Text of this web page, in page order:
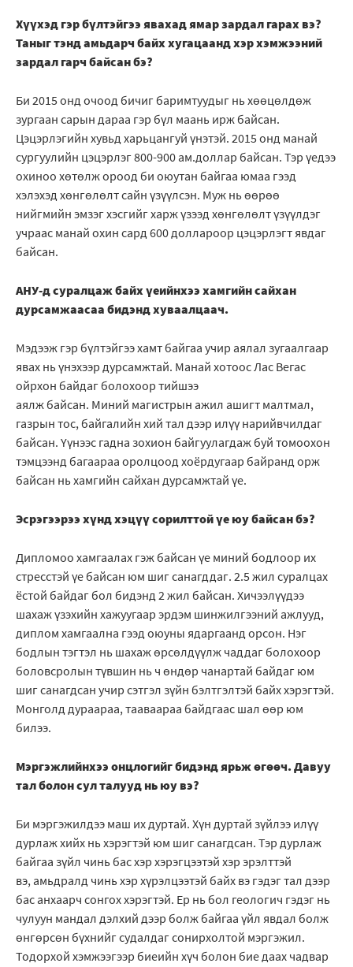
Хүүхэд гэр бүлтэйгээ явахад ямар зардал гарах вэ?
Таныг тэнд амьдарч байх хугацаанд хэр хэмжээний
зардал гарч байсан бэ?
Би 2015 онд очоод бичиг баримтуудыг нь хөөцөлдөж
зургаан сарын дараа гэр бүл маань ирж байсан.
Цэцэрлэгийн хувьд харьцангуй үнэтэй. 2015 онд манай
сургуулийн цэцэрлэг 800-900 ам.доллар байсан. Тэр үедээ
охиноо хөтөлж ороод би оюутан байгаа юмаа гээд
хэлэхэд хөнгөлөлт сайн үзүүлсэн. Муж нь өөрөө
нийгмийн эмзэг хэсгийг харж үзээд хөнгөлөлт үзүүлдэг
учраас манай охин сард 600 доллароор цэцэрлэгт явдаг
байсан.
АНУ-д суралцаж байх үеийнхээ хамгийн сайхан
дурсамжаасаа бидэнд хуваалцаач.
Мэдээж гэр бүлтэйгээ хамт байгаа учир аялал зугаалгаар
явах нь үнэхээр дурсамжтай. Манай хотоос Лас Вегас
ойрхон байдаг болохоор тийшээ
аялж байсан. Миний магистрын ажил ашигт малтмал,
газрын тос, байгалийн хий тал дээр илүү нарийвчилдаг
байсан. Үүнээс гадна зохион байгуулагдаж буй томоохон
тэмцээнд багаараа оролцоод хоёрдугаар байранд орж
байсан нь хамгийн сайхан дурсамжтай үе.
Эсрэгээрээ хүнд хэцүү сорилттой үе юу байсан бэ?
Дипломоо хамгаалах гэж байсан үе миний бодлоор их
стресстэй үе байсан юм шиг санагддаг. 2.5 жил суралцах
ёстой байдаг бол бидэнд 2 жил байсан. Хичээлүүдээ
шахаж үзэхийн хажуугаар эрдэм шинжилгээний ажлууд,
диплом хамгаална гээд оюуны ядаргаанд орсон. Нэг
бодлын тэгтэл нь шахаж өрсөлдүүлж чаддаг болохоор
боловсролын түвшин нь ч өндөр чанартай байдаг юм
шиг санагдсан учир сэтгэл зүйн бэлтгэлтэй байх хэрэгтэй.
Монголд дураараа, тааваараа байдгаас шал өөр юм
билээ.
Мэргэжлийнхээ онцлогийг бидэнд ярьж өгөөч. Давуу
тал болон сул талууд нь юу вэ?
Би мэргэжилдээ маш их дуртай. Хүн дуртай зүйлээ илүү
дурлаж хийх нь хэрэгтэй юм шиг санагдсан. Тэр дурлаж
байгаа зүйл чинь бас хэр хэрэгцээтэй хэр эрэлттэй
вэ, амьдралд чинь хэр хүрэлцээтэй байх вэ гэдэг тал дээр
бас анхаарч сонгох хэрэгтэй. Ер нь бол геологич гэдэг нь
чулуун мандал дэлхий дээр болж байгаа үйл явдал болж
өнгөрсөн бүхнийг судалдаг сонирхолтой мэргэжил.
Тодорхой хэмжээгээр биеийн хүч болон бие даах чадвар